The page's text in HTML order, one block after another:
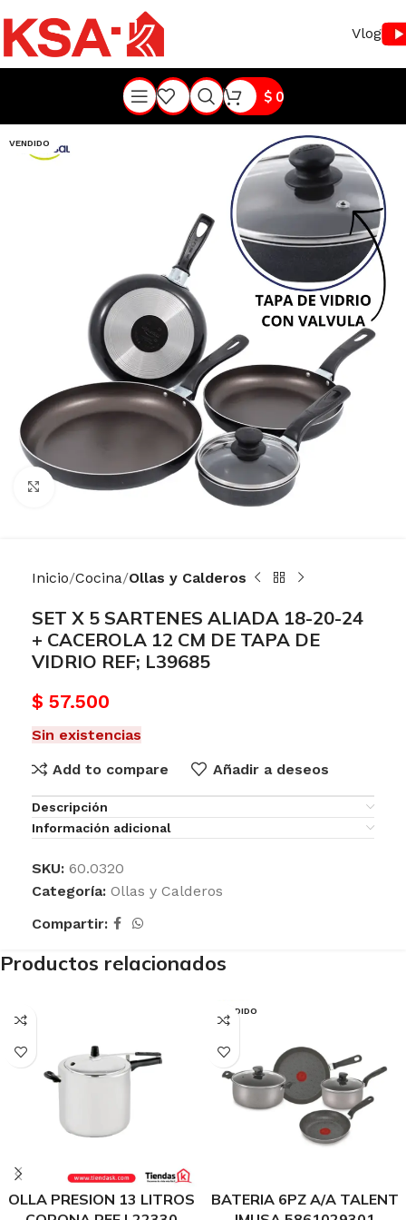
Vlog
$0
VENDIDO
Haga Click para agrandar
Inicio Cocina Ollas y Calderos
SET X 5 SARTENES ALIADA 18-20-24
+ CACEROLA 12 CM DE TAPA DE
VIDRIO REF; L39685
$ 57.500
Sin existencias
Add to compare
Añadir a deseos
Descripción
Información adicional
SKU: 60.0320
Categoría: Ollas y Calderos
Compartir:
Productos relacionados
OLLA PRESION 13 LITROS
VENDIDO
BATERIA 6PZ A/A TALENT